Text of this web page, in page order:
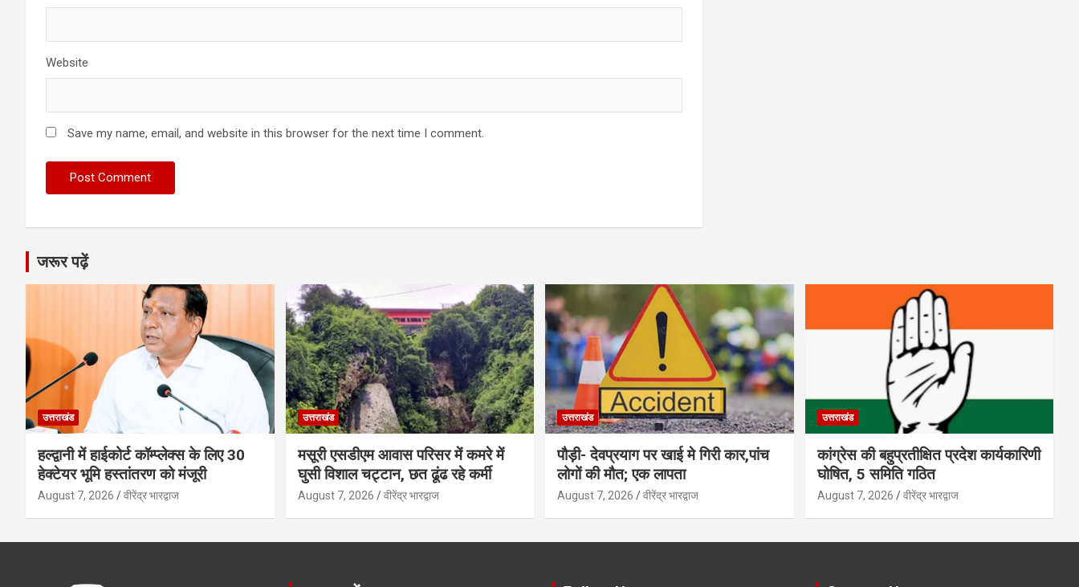
Website
Save my name, email, and website in this browser for the next time I comment.
जरूर पढ़ें
उत्तराखंड
हल्द्वानी में हाईकोर्ट कॉम्प्लेक्स के लिए 30
हेक्टेयर भूमि हस्तांतरण को मंजूरी
August 7, 2026 वीरेंद्र भारद्वाज
उत्तराखंड
मसूरी एसडीएम आवास परिसर में कमरे में
घुसी विशाल चट्टान, छत ढूंढ रहे कर्मी
August 7, 2026 वीरेंद्र भारद्वाज
उत्तराखंड
पौड़ी- देवप्रयाग पर खाई मे गिरी कार,पांच
लोगों की मौत; एक लापता
August 7, 2026 वीरेंद्र भारद्वाज
उत्तराखंड
कांग्रेस की बहुप्रतीक्षित प्रदेश कार्यकारिणी
घोषित, 5 समिति गठित
August 7, 2026 वीरेंद्र भारद्वाज